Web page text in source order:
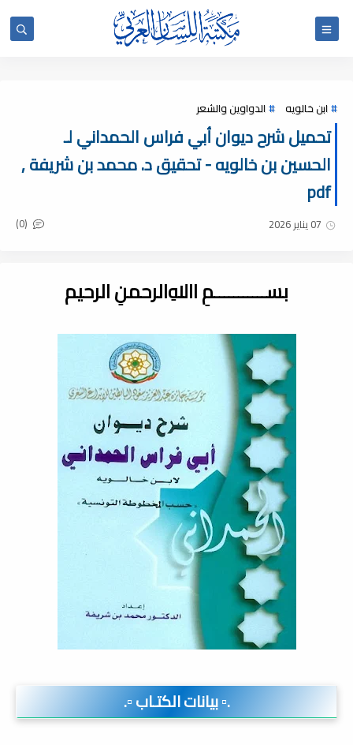
ابن خالويه الدواوين والشعر
تحميل شرح ديوان أبي فراس الحمداني لـ
الحسين بن خالويه - تحقيق د. محمد بن شريفة ,
pdf
07 يناير 2026 (0)
بســـــــــــمِ اﷲِالرحمنِ الرحيم
.▫️ بيانات الكتـاب ▫️.